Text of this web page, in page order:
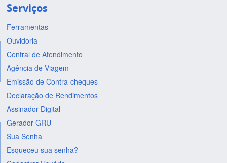
Serviços
Ferramentas
Ouvidoria
Central de Atendimento
Agência de Viagem
Emissão de Contra-cheques
Declaração de Rendimentos
Assinador Digital
Gerador GRU
Sua Senha
Esqueceu sua senha?